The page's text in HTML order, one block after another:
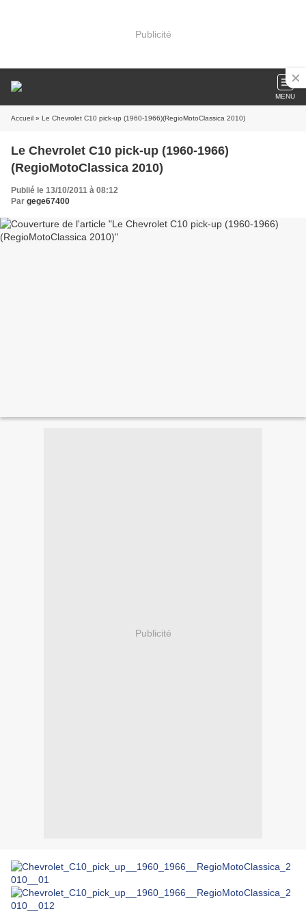
Publicité
MENU
Accueil » Le Chevrolet C10 pick-up (1960-1966)(RegioMotoClassica 2010)
Le Chevrolet C10 pick-up (1960-1966)
(RegioMotoClassica 2010)
Publié le 13/10/2011 à 08:12
Par gege67400
Publicité